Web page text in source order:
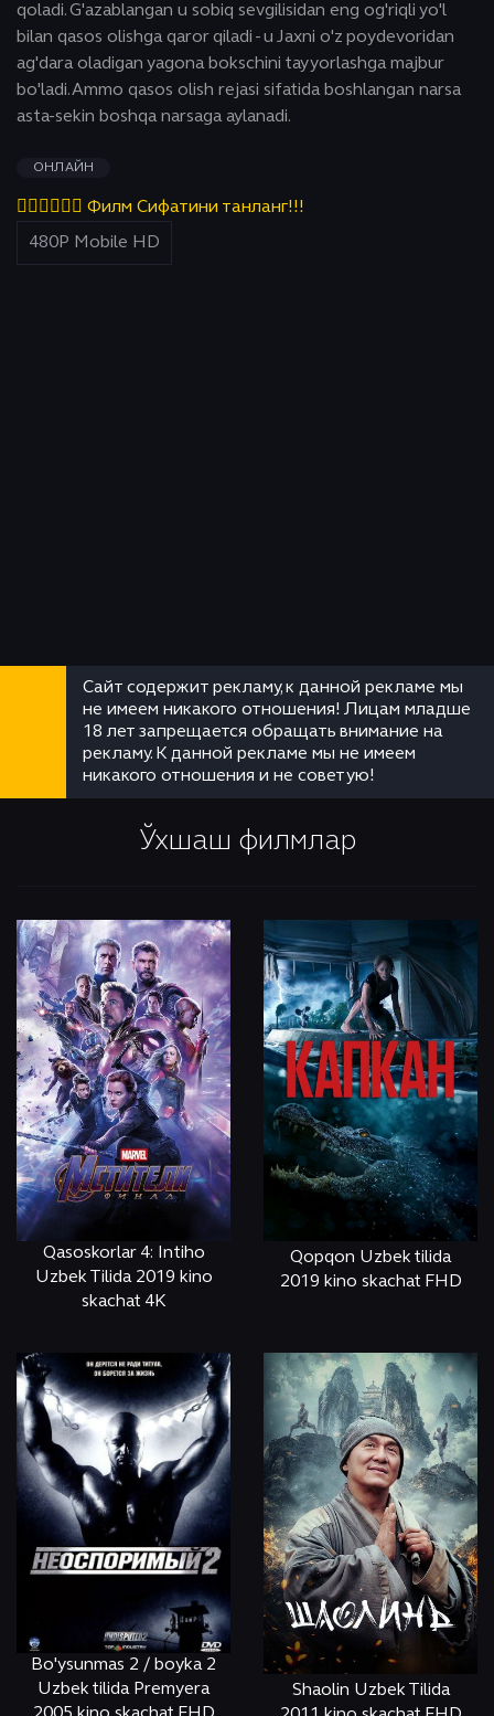
qoladi. G'azablangan u sobiq sevgilisidan eng og'riqli yo'l
bilan qasos olishga qaror qiladi - u Jaxni o'z poydevoridan
ag'dara oladigan yagona bokschini tayyorlashga majbur
bo'ladi. Ammo qasos olish rejasi sifatida boshlangan narsa
asta-sekin boshqa narsaga aylanadi.
ОНЛАЙН
👇🏻👇🏻👇🏻 Филм Сифатини танланг!!!
Сайт содержит рекламу, к данной рекламе мы
не имеем никакого отношения! Лицам младше
18 лет запрещается обращать внимание на
рекламу. К данной рекламе мы не имеем
никакого отношения и не советую!
Ўхшаш филмлар
Qasoskorlar 4: Intiho
Uzbek Tilida 2019 kino
skachat 4K
Qopqon Uzbek tilida
2019 kino skachat FHD
Bo'ysunmas 2 / boyka 2
Uzbek tilida Premyera
Shaolin Uzbek Tilida